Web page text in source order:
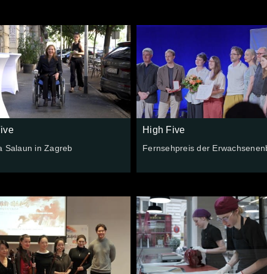
Salaun in Zagreb
High Five
Fernsehpreis der